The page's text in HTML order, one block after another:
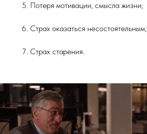
Потеря мотивации, смысла жизни;
Страх оказаться несостоятельным;
Страх старения.